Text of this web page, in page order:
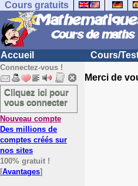
Cours gratuits
Accueil Cours/
Connectez-vous !
Cliquez ici pour
vous connecter
Nouveau compte
Des millions de
comptes créés sur
nos sites
100% gratuit !
[Avantages]
Merci de